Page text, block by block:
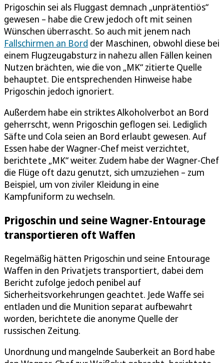
Prigoschin sei als Fluggast demnach „unprätentiös“
gewesen – habe die Crew jedoch oft mit seinen
Wünschen überrascht. So auch mit jenem nach
Fallschirmen an Bord der Maschinen, obwohl diese bei
einem Flugzeugabsturz in nahezu allen Fällen keinen
Nutzen brächten, wie die von „MK“ zitierte Quelle
behauptet. Die entsprechenden Hinweise habe
Prigoschin jedoch ignoriert.
Außerdem habe ein striktes Alkoholverbot an Bord
geherrscht, wenn Prigoschin geflogen sei. Lediglich
Säfte und Cola seien an Bord erlaubt gewesen. Auf
Essen habe der Wagner-Chef meist verzichtet,
berichtete „MK“ weiter. Zudem habe der Wagner-Chef
die Flüge oft dazu genutzt, sich umzuziehen – zum
Beispiel, um von ziviler Kleidung in eine
Kampfuniform zu wechseln.
Prigoschin und seine Wagner-Entourage
transportieren oft Waffen
Regelmäßig hätten Prigoschin und seine Entourage
Waffen in den Privatjets transportiert, dabei dem
Bericht zufolge jedoch penibel auf
Sicherheitsvorkehrungen geachtet. Jede Waffe sei
entladen und die Munition separat aufbewahrt
worden, berichtete die anonyme Quelle der
russischen Zeitung.
Unordnung und mangelnde Sauberkeit an Bord habe